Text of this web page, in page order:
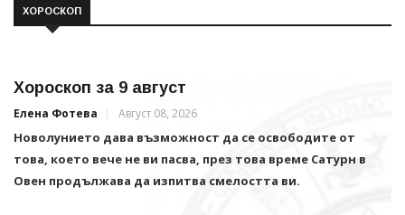
ХОРОСКОП
Хороскоп за 9 август
Елена Фотева Август 08, 2026
Новолунието дава възможност да се освободите от
това, което вече не ви пасва, през това време Сатурн в
Овен продължава да изпитва смелостта ви.